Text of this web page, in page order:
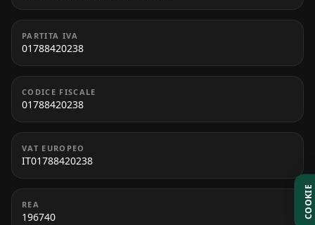
PARTITA IVA
01788420238
CODICE FISCALE
01788420238
VAT EUROPEO
IT01788420238
REA
196740 COOKIE